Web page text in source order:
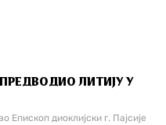
ЛИТИЈУ У
Епископ диоклијски г. Пајсије